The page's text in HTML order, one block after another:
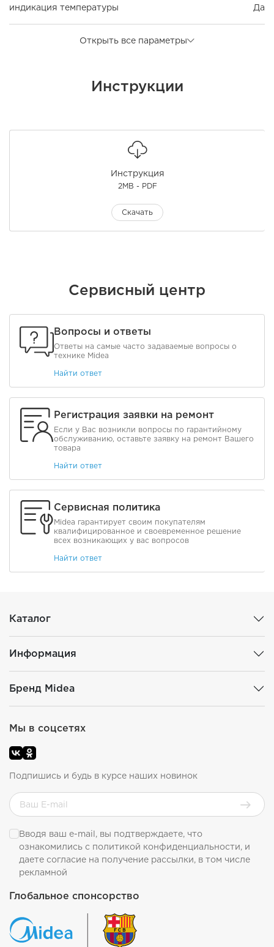
индикация температуры Да
Открыть все параметры
Инструкции
Инструкция
2MB - PDF
Скачать
Сервисный центр
Вопросы и ответы
Ответы на самые часто задаваемые вопросы о
технике Midea
Найти ответ
Регистрация заявки на ремонт
Если у Вас возникли вопросы по гарантийному
обслуживанию, оставьте заявку на ремонт Вашего
товара
Найти ответ
Сервисная политика
Midea гарантирует своим покупателям
квалифицированное и своевременное решение
всех возникающих у вас вопросов
Найти ответ
Каталог
Информация
Бренд Midea
Глобальное спонсорство
Мы в соцсетях
Подпишись и будь в курсе наших новинок
Вводя ваш e-mail, вы подтверждаете, что
ознакомились с политикой конфиденциальности, и
даете согласие на получение рассылки, в том числе
рекламной